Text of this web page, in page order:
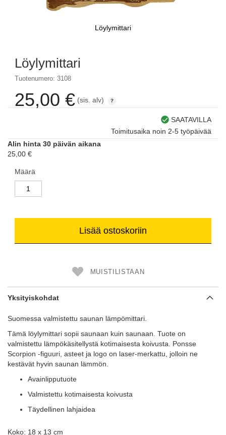
Löylymittari
Tuotenumero: 3108
25,00 € (sis. alv)
SAATAVILLA
Toimitusaika noin 2-5 työpäivää
Alin hinta 30 päivän aikana
25,00 €
Määrä
Lisää ostoskoriin
MUISTILISTAAN
Löylymittari
the
beginning
images
Yksityiskohdat
Suomessa valmistettu saunan lämpömittari.
Tämä löylymittari sopii saunaan kuin saunaan. Tuote on
valmistettu lämpökäsitellystä kotimaisesta koivusta. Ponsse
Scorpion -figuuri, asteet ja logo on laser-merkattu, jolloin ne
kestävät hyvin saunan lämmön.
Avainlipputuote
Valmistettu kotimaisesta koivusta
Täydellinen lahjaidea
Koko: 18 x 13 cm